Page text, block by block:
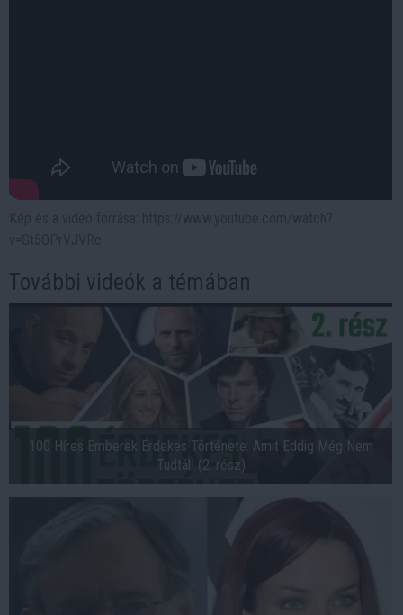
További videók a témában
100 Híres Emberek Érdekes Története: Amit Eddig Még Nem
Tudtál! (2. rész)